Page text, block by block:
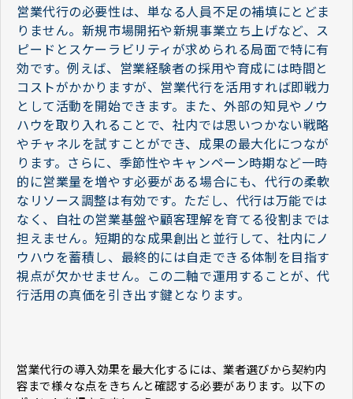
営業代行の必要性は、単なる人員不足の補填にとどま
りません。新規市場開拓や新規事業立ち上げなど、ス
ピードとスケーラビリティが求められる局面で特に有
効です。例えば、営業経験者の採用や育成には時間と
コストがかかりますが、営業代行を活用すれば即戦力
として活動を開始できます。また、外部の知見やノウ
ハウを取り入れることで、社内では思いつかない戦略
やチャネルを試すことができ、成果の最大化につなが
ります。さらに、季節性やキャンペーン時期など一時
的に営業量を増やす必要がある場合にも、代行の柔軟
なリソース調整は有効です。ただし、代行は万能では
なく、自社の営業基盤や顧客理解を育てる役割までは
担えません。短期的な成果創出と並行して、社内にノ
ウハウを蓄積し、最終的には自走できる体制を目指す
視点が欠かせません。この二軸で運用することが、代
行活用の真価を引き出す鍵となります。
営業代行の導入効果を最大化するには、業者選びから契約内
容まで様々な点をきちんと確認する必要があります。以下の